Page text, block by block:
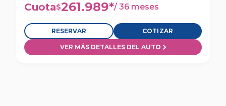
Cuota$261.989*/ 36 meses
RESERVAR COTIZAR
VER MÁS DETALLES DEL AUTO